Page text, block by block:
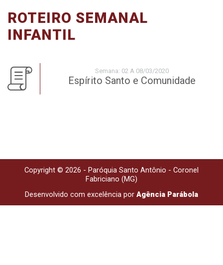
ROTEIRO SEMANAL
INFANTIL
Semana: 02 A 08/03/2020
Espírito Santo e Comunidade
Copyright © 2026 - Paróquia Santo Antônio - Coronel
Fabriciano (MG)
Desenvolvido com excelência por Agência Parábola